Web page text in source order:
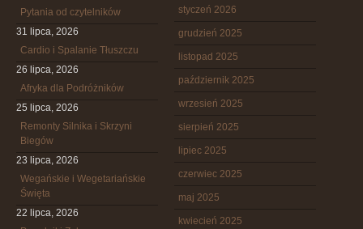
Pytania od czytelników
31 lipca, 2026
Cardio i Spalanie Tłuszczu
26 lipca, 2026
Afryka dla Podróżników
25 lipca, 2026
Remonty Silnika i Skrzyni
Biegów
23 lipca, 2026
Wegańskie i Wegetariańskie
Święta
22 lipca, 2026
styczeń 2026
grudzień 2025
listopad 2025
październik 2025
wrzesień 2025
sierpień 2025
lipiec 2025
czerwiec 2025
maj 2025
kwiecień 2025